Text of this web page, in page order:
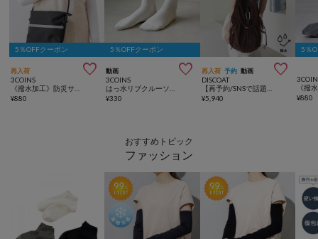
5％OFFクーポン
再入荷 
3COINS
¥880
5％OFFクーポン
動画 
3COINS
¥330
再入荷 予約 動画 
DISCOAT
¥5,940
5％
¥880
おすすめトピック
ファッション